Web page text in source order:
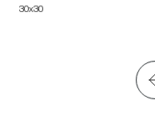
30x30